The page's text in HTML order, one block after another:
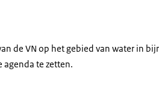
de VN op het gebied van water in
te zetten.